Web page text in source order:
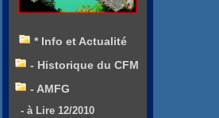
* Info et Actualité
- Historique du CFM
- AMFG
- à Lire 12/2010